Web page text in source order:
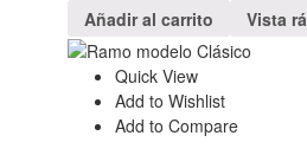
Añadir al carrito
Vista
Quick View
Add to Wishlist
Add to Compare